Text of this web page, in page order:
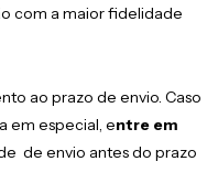
com a maior fidelidade
ao prazo de envio. Caso
em especial, entre em
de envio antes do prazo